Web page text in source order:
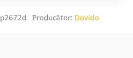
Producător: Dovido